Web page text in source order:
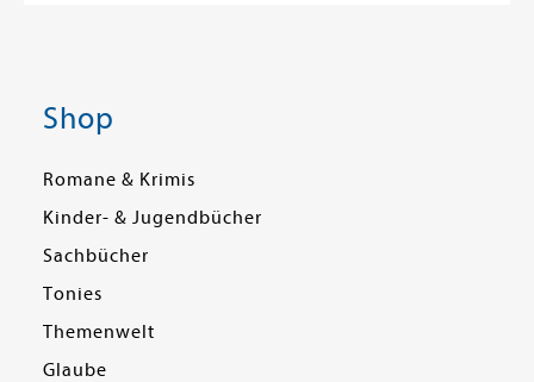
Shop
Romane & Krimis
Kinder- & Jugendbücher
Sachbücher
Tonies
Themenwelt
Glaube